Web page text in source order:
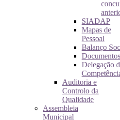
SIADAP
Mapas de
Pessoal
Balanço
Documentos
Delegação
Auditoria e
Controlo da
Qualidade
Assembleia
Municipal